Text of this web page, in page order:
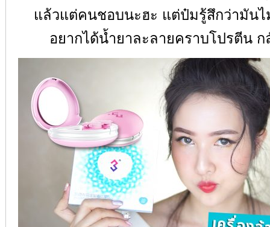
แล้วแต่คนชอบนะฮะ แต่ป๋มรู้สึกว่ามันไ
อยากได้น้ำยาละลายคราบโปรตีน ก